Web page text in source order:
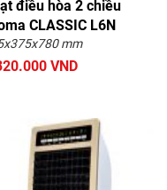
điều hòa 2 chiều
CLASSIC L6N
mm
VND